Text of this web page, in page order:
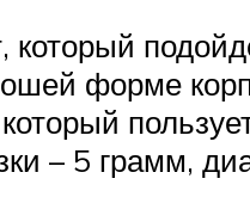
форме
– 5 грамм,